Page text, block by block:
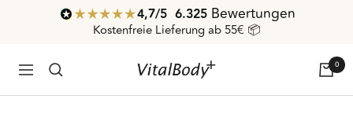
4,7/ 5 6.325 Bewertungen
Kostenfreie Lieferung ab 55€ 📦
Navigation VitalBodyPLUS.de 0